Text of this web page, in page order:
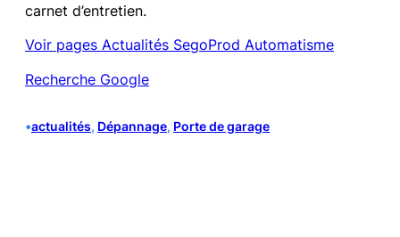
carnet d’entretien.
Voir pages Actualités SegoProd Automatisme
Recherche Google
•actualités, Dépannage, Porte de garage